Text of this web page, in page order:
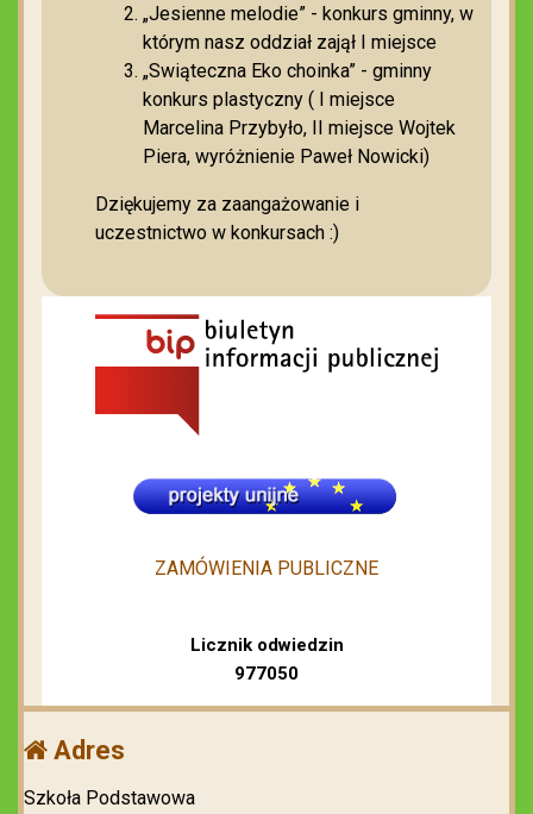
„Jesienne melodie” - konkurs gminny, w
którym nasz oddział zajął I miejsce
„Swiąteczna Eko choinka” - gminny
konkurs plastyczny ( I miejsce
Marcelina Przybyło, II miejsce Wojtek
Piera, wyróżnienie Paweł Nowicki)
Dziękujemy za zaangażowanie i
uczestnictwo w konkursach :)
ZAMÓWIENIA PUBLICZNE
Licznik odwiedzin
977050
Adres
Szkoła Podstawowa